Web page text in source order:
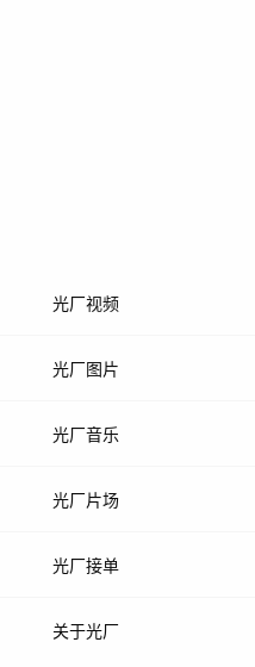
光厂视频
上传视频
光厂图片
上传图片
光厂音乐
热门音乐
光厂片场
上传案例
光厂接单
上架服务
关于光厂